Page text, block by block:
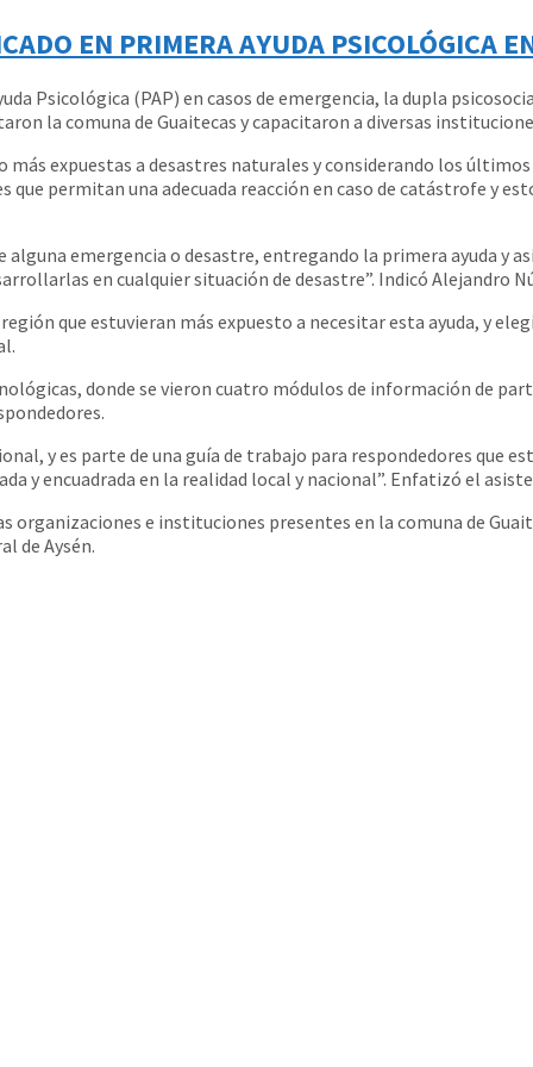
EN PRIMERA AYUDA PSICOLÓGICA
Psicológica (PAP) en casos de emergencia, la dupla
la comuna de Guaitecas y capacitaron a diversas
expuestas a desastres naturales y considerando los
permitan una adecuada reacción en caso de catástrofe y
emergencia o desastre, entregando la primera ayuda y
en cualquier situación de desastre”. Indicó Alejandro
que estuvieran más expuesto a necesitar esta ayuda, y
donde se vieron cuatro módulos de información de
y es parte de una guía de trabajo para respondedores que
y encuadrada en la realidad local y nacional”. Enfatizó el
organizaciones e instituciones presentes en la comuna de
de Aysén.